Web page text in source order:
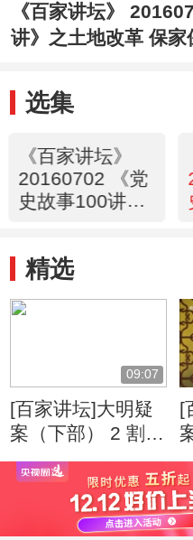
《百家讲坛》
讲》之土地改革 保家
选集
《百家讲坛》
20160702 《党
史故事100讲》
精选
09:07
[百家讲坛]大明疑
案（下部） 2 割让
澳门之谜 汪鋐的
缜密布局
[